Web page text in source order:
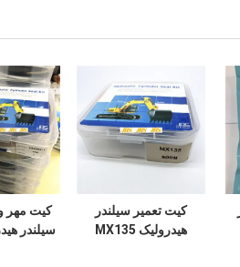
کیت تعمیر سیلندر
هیدرولیک MX135
کیت مهر
سیلندر